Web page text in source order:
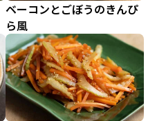
ベーコンとごぼうのきんぴ
ら風